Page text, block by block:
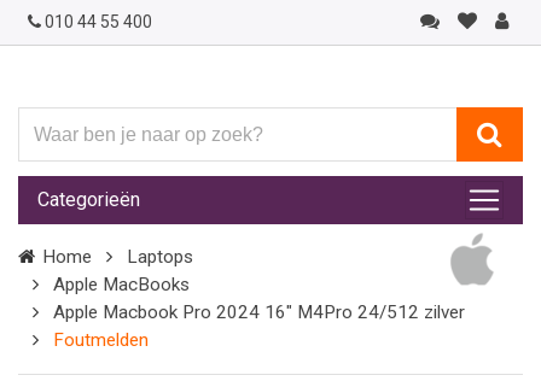
010 44 55 400
ben
je
naar
op
zoek?
Categorieën
Home
Laptops
Apple MacBooks
Apple Macbook Pro 2024 16" M4Pro 24/512 zilver
Foutmelden